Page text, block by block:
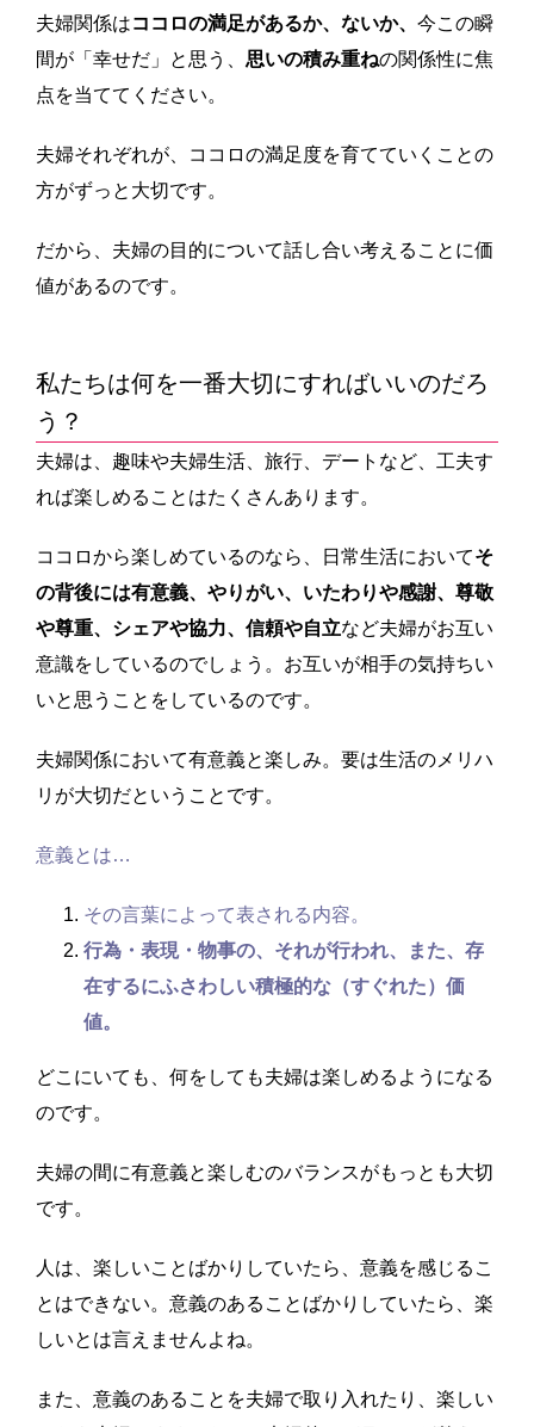
夫婦関係はココロの満足があるか、ないか、 今この瞬
間が「幸せだ」と思う、 思いの積み重ねの関係性に焦
点を当ててください。
夫婦それぞれが、ココロの満足度を育てていくことの
方がずっと大切です。
だから、夫婦の目的について話し合い考えることに価
値があるのです。
私たちは何を一番大切にすればいいのだろ
う？
夫婦は、趣味や夫婦生活、旅行、デートなど、工夫す
れば楽しめることはたくさんあります。
ココロから楽しめているのなら、日常生活においてそ
の背後には有意義、やりがい、いたわりや感謝、尊敬
や尊重、シェアや協力、信頼や自立など夫婦がお互い
意識をしているのでしょう。お互いが相手の気持ちい
いと思うことをしているのです。
夫婦関係において有意義と楽しみ。要は生活のメリハ
リが大切だということです。
意義とは…
その言葉によって表される内容。
行為・表現・物事の、それが行われ、また、存
在するにふさわしい積極的な（すぐれた）価
値。
どこにいても、何をしても夫婦は楽しめるようになる
のです。
夫婦の間に有意義と楽しむのバランスがもっとも大切
です。
人は、楽しいことばかりしていたら、意義を感じるこ
とはできない。意義のあることばかりしていたら、楽
しいとは言えませんよね。
また、意義のあることを夫婦で取り入れたり、楽しい